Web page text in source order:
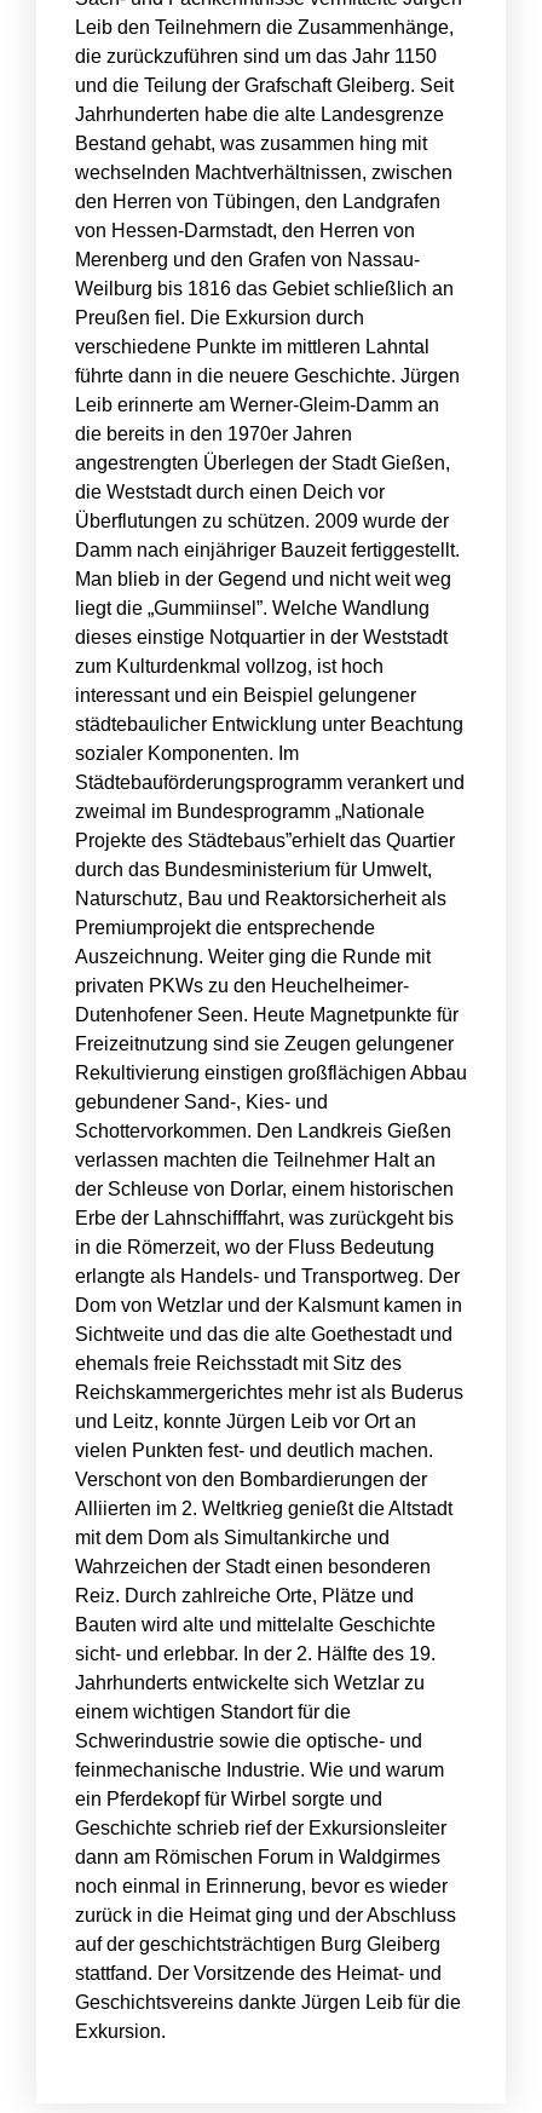
Leib den Teilnehmern die Zusammenhänge,
die zurückzuführen sind um das Jahr 1150
und die Teilung der Grafschaft Gleiberg. Seit
Jahrhunderten habe die alte Landesgrenze
Bestand gehabt, was zusammen hing mit
wechselnden Machtverhältnissen, zwischen
den Herren von Tübingen, den Landgrafen
von Hessen-Darmstadt, den Herren von
Merenberg und den Grafen von Nassau-
Weilburg bis 1816 das Gebiet schließlich an
Preußen fiel. Die Exkursion durch
verschiedene Punkte im mittleren Lahntal
führte dann in die neuere Geschichte. Jürgen
Leib erinnerte am Werner-Gleim-Damm an
die bereits in den 1970er Jahren
angestrengten Überlegen der Stadt Gießen,
die Weststadt durch einen Deich vor
Überflutungen zu schützen. 2009 wurde der
Damm nach einjähriger Bauzeit fertiggestellt.
Man blieb in der Gegend und nicht weit weg
liegt die „Gummiinsel”. Welche Wandlung
dieses einstige Notquartier in der Weststadt
zum Kulturdenkmal vollzog, ist hoch
interessant und ein Beispiel gelungener
städtebaulicher Entwicklung unter Beachtung
sozialer Komponenten. Im
Städtebauförderungsprogramm verankert und
zweimal im Bundesprogramm „Nationale
Projekte des Städtebaus”erhielt das Quartier
durch das Bundesministerium für Umwelt,
Naturschutz, Bau und Reaktorsicherheit als
Premiumprojekt die entsprechende
Auszeichnung. Weiter ging die Runde mit
privaten PKWs zu den Heuchelheimer-
Dutenhofener Seen. Heute Magnetpunkte für
Freizeitnutzung sind sie Zeugen gelungener
Rekultivierung einstigen großflächigen Abbau
gebundener Sand-, Kies- und
Schottervorkommen. Den Landkreis Gießen
verlassen machten die Teilnehmer Halt an
der Schleuse von Dorlar, einem historischen
Erbe der Lahnschifffahrt, was zurückgeht bis
in die Römerzeit, wo der Fluss Bedeutung
erlangte als Handels- und Transportweg. Der
Dom von Wetzlar und der Kalsmunt kamen in
Sichtweite und das die alte Goethestadt und
ehemals freie Reichsstadt mit Sitz des
Reichskammergerichtes mehr ist als Buderus
und Leitz, konnte Jürgen Leib vor Ort an
vielen Punkten fest- und deutlich machen.
Verschont von den Bombardierungen der
Alliierten im 2. Weltkrieg genießt die Altstadt
mit dem Dom als Simultankirche und
Wahrzeichen der Stadt einen besonderen
Reiz. Durch zahlreiche Orte, Plätze und
Bauten wird alte und mittelalte Geschichte
sicht- und erlebbar. In der 2. Hälfte des 19.
Jahrhunderts entwickelte sich Wetzlar zu
einem wichtigen Standort für die
Schwerindustrie sowie die optische- und
feinmechanische Industrie. Wie und warum
ein Pferdekopf für Wirbel sorgte und
Geschichte schrieb rief der Exkursionsleiter
dann am Römischen Forum in Waldgirmes
noch einmal in Erinnerung, bevor es wieder
zurück in die Heimat ging und der Abschluss
auf der geschichtsträchtigen Burg Gleiberg
stattfand. Der Vorsitzende des Heimat- und
Geschichtsvereins dankte Jürgen Leib für die
Exkursion.